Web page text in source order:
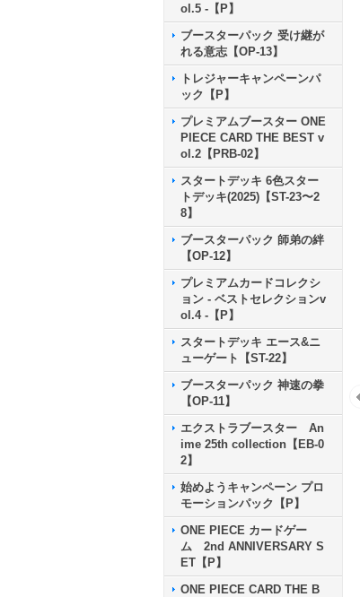
ol.5 -【P】
ブースターパック 受け継が
れる意志【OP-13】
トレジャーキャンペーンパ
ック【P】
プレミアムブースター ONE
PIECE CARD THE BEST v
ol.2【PRB-02】
スタートデッキ 6色スター
トデッキ(2025)【ST-23〜2
8】
ブースターパック 師弟の絆
【OP-12】
プレミアムカードコレクシ
ョン - ベストセレクションv
ol.4 -【P】
スタートデッキ エース&ニ
ューゲート【ST-22】
ブースターパック 神速の拳
【OP-11】
エクストラブースター An
ime 25th collection【EB-0
2】
始めようキャンペーン プロ
モーションパック【P】
ONE PIECE カードゲー
ム 2nd ANNIVERSARY S
ET【P】
ONE PIECE CARD THE B